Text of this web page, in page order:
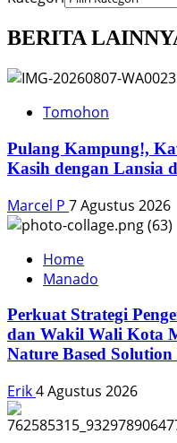
BERITA
Tomohon
Pulang Kampung!,
Kasih dengan Lansia
Marcel P 7 Agustus 2026
Home
Manado
Perkuat Strategi
dan Wakil Wali Kota
Nature Based
Erik4 Agustus 2026